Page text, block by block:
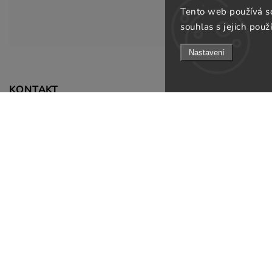
Tento web používá
souhlas s jejich
Nastavení
KONTAKT